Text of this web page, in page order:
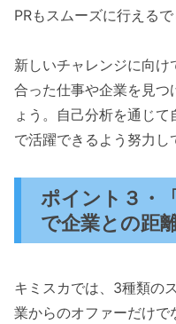
PRもスムーズに行えるで
新しいチャレンジに向
合った仕事や企業を見つ
ょう。自己分析を通じ
で活躍できるよう努力し
ポイント３・
で企業との距
キミスカでは、3種類の
業からのオファーだけで